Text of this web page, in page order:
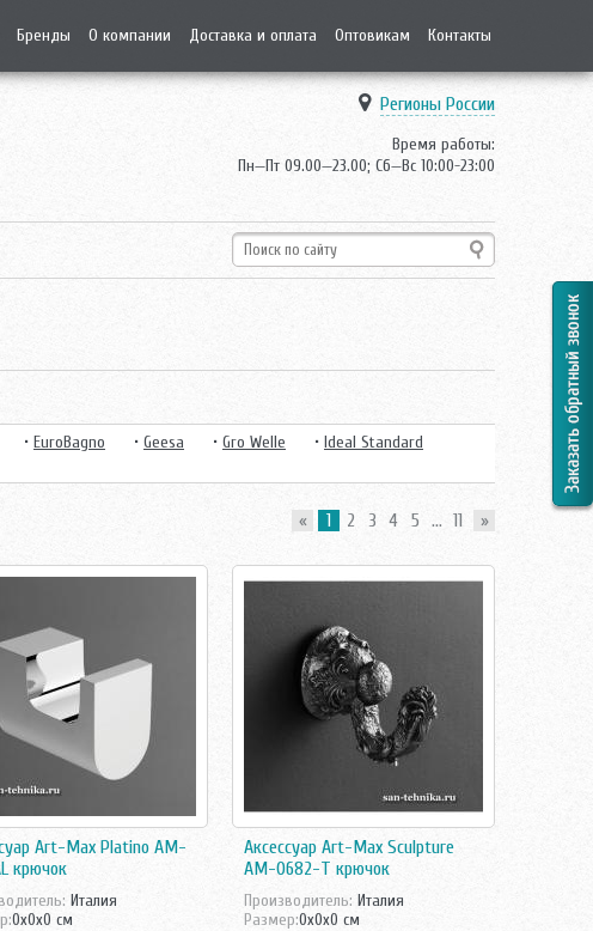
Бренды О компании Доставка и оплата Оптовикам Контакты
Регионы России
Время работы:
Пн—Пт 09.00—23.00; Сб—Вс 10:00-23:00
• EuroBagno • Geesa • Gro Welle • Ideal Standard
« 1 2 3 4 5 ... 11 »
Art-Max Platino AM-
крючок
Италия
0x0x0 см
Аксессуар Art-Max Sculpture
AM-0682-T крючок
Производитель: Италия
Размер:0x0x0 см